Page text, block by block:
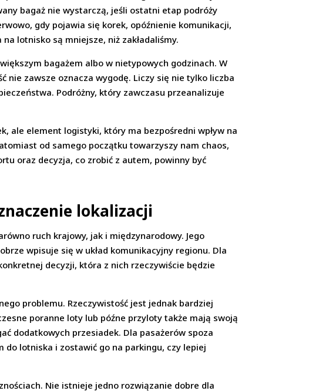
bagaż nie wystarczą, jeśli ostatni etap podróży
gdy pojawia się korek, opóźnienie komunikacji,
lotnisko są mniejsze, niż zakładaliśmy.
bagażem albo w nietypowych godzinach. W
nie zawsze oznacza wygodę. Liczy się nie tylko liczba
Podróżny, który zawczasu przeanalizuje
ale element logistyki, który ma bezpośredni wpływ na
od samego początku towarzyszy nam chaos,
oraz decyzja, co zrobić z autem, powinny być
lokalizacji
ruch krajowy, jak i międzynarodowy. Jego
wpisuje się w układ komunikacyjny regionu. Dla
decyzji, która z nich rzeczywiście będzie
problemu. Rzeczywistość jest jednak bardziej
poranne loty lub późne przyloty także mają swoją
dodatkowych przesiadek. Dla pasażerów spoza
do lotniska i zostawić go na parkingu, czy lepiej
Nie istnieje jedno rozwiązanie dobre dla